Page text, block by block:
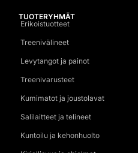
TUOTERYHMÄT
Erikoistuotteet
Treenivälineet
Levytangot ja painot
Treenivarusteet
Kumimatot ja joustolavat
Salilaitteet ja telineet
Kuntoilu ja kehonhuolto